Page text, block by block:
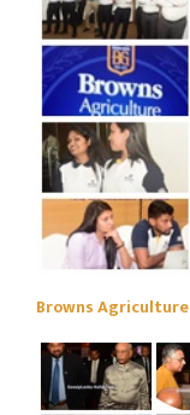
Browns Agriculture